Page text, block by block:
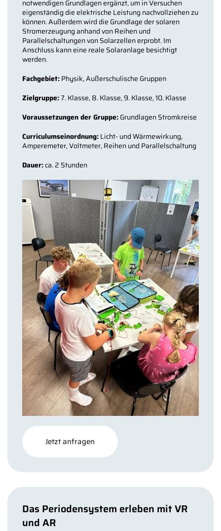
notwendigen Grundlagen ergänzt, um in Versuchen
eigenständig die elektrische Leistung nachvollziehen zu
können. Außerdem wird die Grundlage der solaren
Stromerzeugung anhand von Reihen und
Parallelschaltungen von Solarzellen erprobt. Im
Anschluss kann eine reale Solaranlage besichtigt
werden.
Fachgebiet:Physik, Außerschulische Gruppen
Zielgruppe:7. Klasse, 8. Klasse, 9. Klasse, 10. Klasse
Voraussetzungen der Gruppe:Grundlagen Stromkreise
Curriculumseinordnung:Licht- und Wärmewirkung,
Amperemeter, Voltmeter, Reihen und Parallelschaltung
Dauer:ca. 2 Stunden
Jetzt anfragen
Das Periodensystem erleben mit VR
und AR